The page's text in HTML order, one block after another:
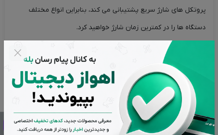
پروتکل های شارژ سریع پشتیبانی می کند، بنابراین انواع مختلف
دستگاه ها را در کمترین زمان شارژ خواهید کرد.
این شارژر با لپ تاپ، گوشی های هوشمند، تبلت ها و کنسول های
بازی کار می کند. علاوه بر این، طراحی سبک و جمع و جور آن فضای
زیادی را اشغال نخواهد کرد. اکنون می توانید لپ تاپ، گوشی
هوشمند، تبلت و کنسول خود را همزمان شارژ کنید. با پروتکل‌های
شارژ سریع (PD، QC، SCP، FCP، AFC) دستگاه خود را در کمترین زمان